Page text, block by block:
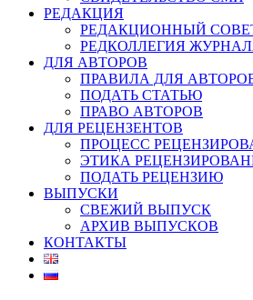
РЕДАКЦИЯ
РЕДАКЦИОННЫЙ
РЕДКОЛЛЕГИЯ
ДЛЯ АВТОРОВ
ПРАВИЛА ДЛЯ
ПОДАТЬ СТАТЬЮ
ПРАВО АВТОРОВ
ДЛЯ РЕЦЕНЗЕНТОВ
ПРОЦЕСС
ЭТИКА
ПОДАТЬ РЕЦЕНЗИЮ
ВЫПУСКИ
СВЕЖИЙ ВЫПУСК
АРХИВ ВЫПУСКОВ
КОНТАКТЫ